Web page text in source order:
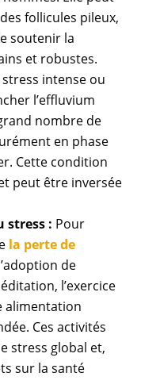
follicules pileux,
soutenir la
et robustes.
intense ou
l’effluvium
nombre de
en phase
Cette condition
peut être inversée
stress : Pour
la perte de
de
l’exercice
alimentation
Ces activités
stress global et,
sur la santé